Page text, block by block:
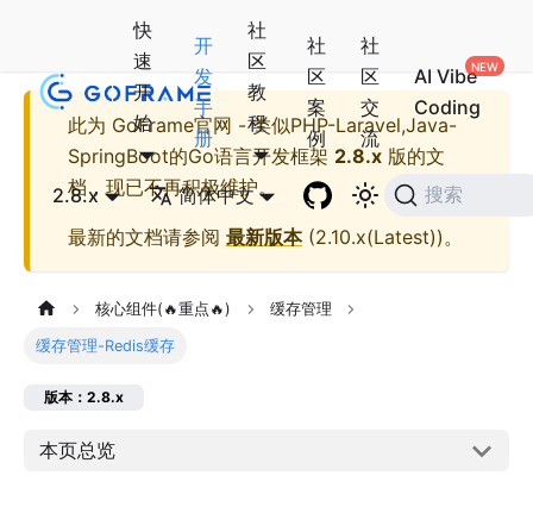
快
速
开
始
开
发
手
册
社
区
教
程
社
区
案
例
社
区
交
流
AI Vibe
Coding
2.8.x 简体中文 搜索
此为 GoFrame官网 - 类似PHP-Laravel,Java-
SpringBoot的Go语言开发框架 2.8.x 版的文
档，现已不再积极维护。
最新的文档请参阅 最新版本(2.10.x(Latest))。
核心组件(🔥重点🔥) 缓存管理
缓存管理-Redis缓存
版本：2.8.x
本页总览